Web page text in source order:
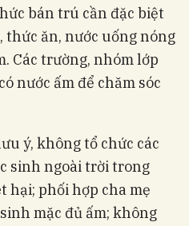
bán trú cần đặc biệt
thức ăn, nước uống nóng
Các trường, nhóm lớp
nước ấm để chăm sóc
ý, không tổ chức các
sinh ngoài trời trong
hại; phối hợp cha mẹ
mặc đủ ấm; không